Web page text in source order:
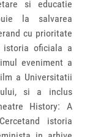
si educatie
la salvarea
cu prioritate
istoria oficiala a
eveniment a
a Universitatii
si a inclus
History: A
istoria